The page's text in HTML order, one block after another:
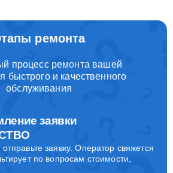
ремонта
процесс ремонта вашей
быстрого и качественного
обслуживания
заявки
заявку. Оператор свяжется
по вопросам стоимости,